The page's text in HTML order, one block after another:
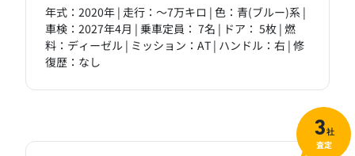
年式：2020年 | 走行：～7万キロ | 色：青(ブルー)系 |
車検：2027年4月 | 乗車定員： 7名 | ドア： 5枚 | 燃
料：ディーゼル | ミッション：AT | ハンドル：右 | 修
復歴：なし
3社
査定